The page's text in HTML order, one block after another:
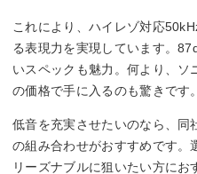
これにより、ハイレゾ対応
る表現力を実現しています。
いスペックも魅力。何より、ソ
の価格で手に入るのも驚きです
低音を充実させたいのなら、同
の組み合わせがおすすめです。
リーズナブルに狙いたい方にお